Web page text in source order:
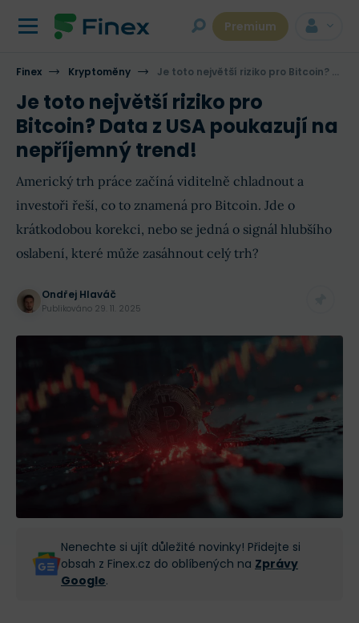
Premium
Finex Kryptoměny Je toto největší riziko pro Bitcoin? Data z USA poukazují na nepříjemný trend!
Je toto největší riziko pro
Bitcoin? Data z USA poukazují na
nepříjemný trend!
Americký trh práce začíná viditelně chladnout a
investoři řeší, co to znamená pro Bitcoin. Jde o
krátkodobou korekci, nebo se jedná o signál hlubšího
oslabení, které může zasáhnout celý trh?
Ondřej Hlaváč
Publikováno 29. 11. 2025
Nenechte si ujít důležité novinky! Přidejte si
obsah z Finex.cz do oblíbených na Zprávy
Google.